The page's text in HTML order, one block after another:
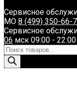
Сервисное
МО 8 (499) 350-66-
Сервисное
06 мск 09:00 - 22:00
Поиск
товаров